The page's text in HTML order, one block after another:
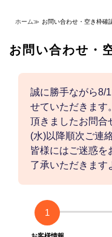
ホーム≫ お問い合わせ・空き枠確
お問い合わせ・
誠に勝手ながら8/
せていただきます。
頂きましたお問合
(水)以降順次ご連
皆様にはご迷惑を
了承いただきます
1